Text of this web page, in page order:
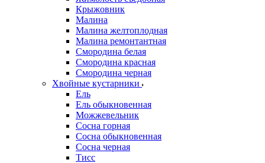
Крыжовник
Малина
Малина желтоплодная
Малина ремонтантная
Смородина белая
Смородина красная
Смородина черная
Хвойные кустарники
Ель
Ель обыкновенная
Можжевельник
Сосна горная
Сосна обыкновенная
Сосна черная
Тисс